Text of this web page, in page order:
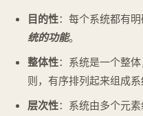
目的性：每个系统都有明
统的功能。
整体性：系统是一个整
则，有序排列起来组成系
层次性：系统由多个元